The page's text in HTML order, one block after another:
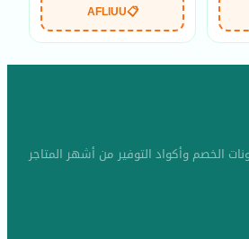
📋
AFLIUU
الخصم وأكواد التوفير من أشهر المتاجر